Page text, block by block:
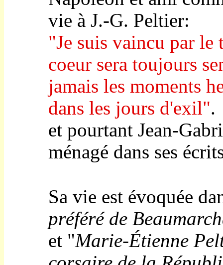
vie à J.-G. Peltier:
"Je suis vaincu par le
coeur sera toujours
jamais les moments
dans les jours d'exil".
et pourtant Jean-
ménagé dans ses
Sa vie est évoquée
préféré de
et "Marie-Étienne